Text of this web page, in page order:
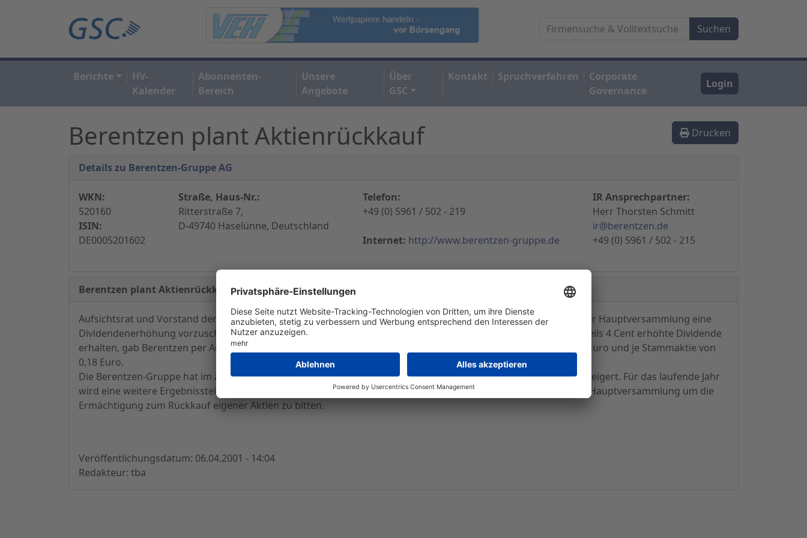
Berichte
HV-
Kalender
Abonnenten-
Bereich
Unsere
Angebote
Über
GSC
Kontakt Spruchverfahren
Corporate
Governance
Login
Drucken
Berentzen plant Aktienrückkauf
Details zu Berentzen-Gruppe AG
WKN:
520160
ISIN:
DE0005201602
Straße, Haus-Nr.:
Ritterstraße 7,
D-49740 Haselünne, Deutschland
Telefon:
+49 (0) 5961 / 502 - 219
Internet: http://www.berentzen-gruppe.de
IR Ansprechpartner:
Herr Thorsten Schmitt
ir@berentzen.de
+49 (0) 5961 / 502 - 215
Berentzen plant Aktienrückkauf - Die Berentzen-Gruppe hat im abgelaufenen
Aufsichtsrat und Vorstand der Berentzen-Gruppe haben auf der heutigen gemeinsamen Sitzung entschieden, der Hauptversammlung eine
Dividendenerhöhung vorzuschlagen. Vorzugs- und Stammaktionäre sollen eine gegenüber dem Vorjahr um jeweils 4 Cent erhöhte Dividende
erhalten, gab Berentzen per Ad-Hoc Meldung bekannt. Je Vorzugsaktie entspricht dies einer Dividende von 0,24 Euro und je Stammaktie von
0,18 Euro.
Die Berentzen-Gruppe hat im abgelaufenen Geschäftsjahr den Überschuss von 3,8 Mio. DM auf 5,1 Mio. DM gesteigert. Für das laufende Jahr
wird eine weitere Ergebnissteigerung angestrebt. Außerdem haben Aufsichtsrat und Vorstand beschlossen, die Hauptversammlung um die
Ermächtigung zum Rückkauf eigener Aktien zu bitten.
Veröffentlichungsdatum: 06.04.2001 - 14:04
Redakteur: tba